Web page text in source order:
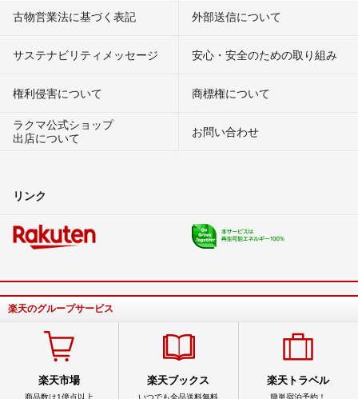
古物営業法に基づく表記 外部送信について
サステナビリティメッセージ 安心・安全のための取り組み
権利侵害について
商標権について
ラクマ公式ショップ
出店について
お問い合わせ
リンク
楽天のグループサービス
楽天市場
商品数は1億点以上
楽天ブックス
いつでも全品送料無料
楽天トラベル
簡単宿泊予約！